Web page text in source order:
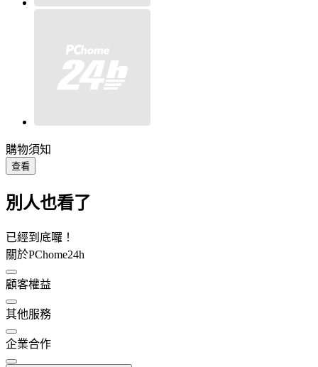
購物須知
查看
別人也看了
已經到底囉！
關於PChome24h
顧客權益
其他服務
企業合作